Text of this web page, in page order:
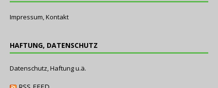
Impressum, Kontakt
HAFTUNG, DATENSCHUTZ
Datenschutz, Haftung u.ä.